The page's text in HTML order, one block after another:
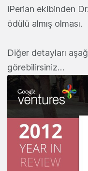
iPerian ekibinden
ödülü almış olması.
Diğer detayları
görebilirsiniz…